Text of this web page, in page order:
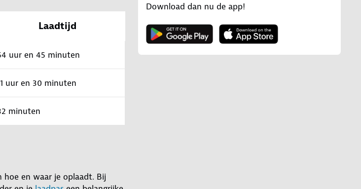
Laadtijd
uur en 45 minuten
uur en 30 minuten
minuten
hoe en waar je oplaadt. Bij
Download dan nu de app!